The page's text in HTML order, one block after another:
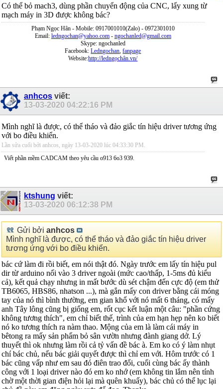
Có thể bỏ mach3, dùng phần chuyển động của CNC, lấy xung từ
mạch máy in 3D được không bác?
Phạm Ngọc Hân - Mobile: 0917001010(Zalo) - 0972301010
Email: ledngochan@yahoo.com- ngochanled@gmail.com
Skype: ngochanled
Facebook:Ledngochan,fanpage
Website:http://ledngọchân.vn/
anhcos viết:
13-03-2020 04:22:16 PM
Mình nghĩ là được, có thể tháo và đảo giắc tín hiệu driver tương ứng
với bo điều khiển.
Lần sửa cuối bởi anhcos, ngày 13-03-2020 lúc 04:33:30 PM
Viết phần mềm CADCAM theo yêu cầu o913 6o3 939.
ktshung viết:
13-03-2020 06:12:38 PM
Gửi bởi anhcos
Mình nghĩ là được, có thể tháo và đảo giắc tín hiệu driver
tương ứng với bo điều khiển.
bác cứ làm đi rồi biết, em nói thật đó. Ngày trước em lấy tín hiệu pul
dir từ arduino nối vào 3 driver ngoài (mức cao/thấp, 1-5ms đủ kiểu
cả), kết quả chạy nhưng in mất bước dù sét chậm đến cực độ (em thử
TB6065, HBS86, nhatson ...), mà gắn mấy con driver bằng cái móng
tay của nó thì bình thường, em gian khổ với nó mất 6 tháng, có mấy
anh Tây lông cũng bị giống em, rốt cục kết luận một câu: "phần cứng
không tương thích", em chỉ biết thế, trình của em hạn hẹp nên ko biết
nó ko tương thích ra nàm thao. Mộng của em là làm cái máy in
bêtong ra mấy sản phẩm bỏ sân vườn nhưng đành giang dở. Lý
thuyết thì ok nhưng làm rồi cả tỷ vấn đề bác à. Em ko có ý làm nhụt
chí bác chủ, nếu bác giải quyết được thì chỉ em với. Hôm trước có 1
bác cũng vấp như em sau đó điên trao đổi, cuối cùng bác ấy thành
công với 1 loại driver nào đó em ko nhớ (em không tin lắm nên tính
chờ một thời gian điện hỏi lại mà quên khuấy), bác chủ có thể lục lại